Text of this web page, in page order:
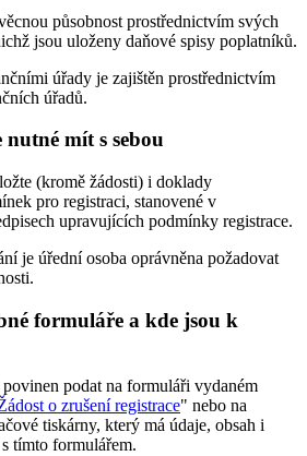
působnost prostřednictvím svých
jsou uloženy daňové spisy poplatníků.
úřady je zajištěn prostřednictvím
úřadů.
mít s sebou
(kromě žádosti) i doklady
pro registraci, stanovené v
upravujících podmínky registrace.
je úřední osoba oprávněna požadovat
formuláře a kde jsou k
podat na formuláři vydaném
o zrušení registrace" nebo na
tiskárny, který má údaje, obsah i
tímto formulářem.